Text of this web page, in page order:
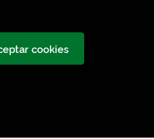
cookies